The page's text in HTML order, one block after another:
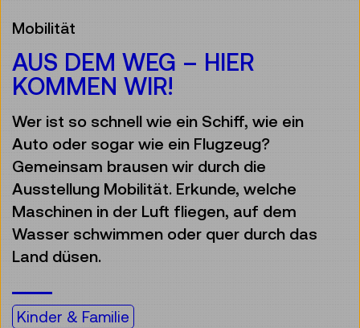
Mobilität
AUS DEM WEG – HIER
KOMMEN WIR!
Wer ist so schnell wie ein Schiff, wie ein
Auto oder sogar wie ein Flugzeug?
Gemeinsam brausen wir durch die
Ausstellung Mobilität. Erkunde, welche
Maschinen in der Luft fliegen, auf dem
Wasser schwimmen oder quer durch das
Land düsen.
Kinder & Familie